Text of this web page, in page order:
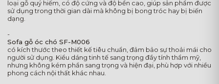
loại gỗ quý hiếm, có độ cứng và độ bền cao, giúp sản phẩm được
sử dụng trong thời gian dài mà không bị bong tróc hay bị biến
dạng.
-
Sofa gỗ óc chó SF-M006
có kích thước theo thiết kế tiêu chuẩn, đảm bảo sự thoải mái cho
người sử dụng. Kiểu dáng tinh tế sang trọng đầy tính thẩm mỹ,
nhưng không kém phần sang trọng và hiện đại, phù hợp với nhiều
phong cách nội thất khác nhau.